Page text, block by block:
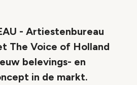
- Artiestenbureau
The Voice of Holland
belevings- en
in de markt.